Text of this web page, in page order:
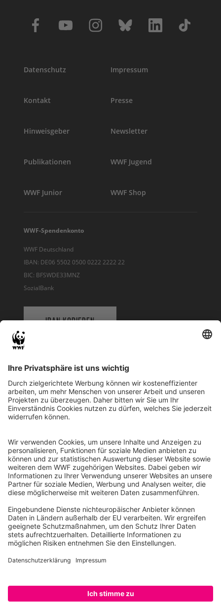
Datenschutz Impressum
Kontakt Presse
Hinweisgeber Newsletter
Publikationen WWF Jugend
WWF Junior WWF Shop
WWF-Spendenkonto
WWF Deutschland
IBAN: DE06 5502 0500 0222 2222 22
BIC: BFSWDE33MNZ
SozialBank
IBAN KOPIEREN
WWF Deutschland
Reinhardtstr. 18
10117 Berlin
Ihre Spende kann steuerlich geltend gemacht werden
Registriert als Stiftung WWF Deutschland, Senatsverwaltung für
Justiz Berlin, Az: 3416/976/2
Umsatzsteuer-Identifikationsnummer: DE 114236103
Freistellungsbescheid: Als gemeinnützige Körperschaft befreit
von der Körperschaftssteuer gem. §5 I 9 KStg. unter der
Steuernummer 27/641/09321